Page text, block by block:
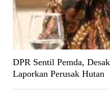
DPR Sentil Pemda,
Laporkan Perusak Hutan